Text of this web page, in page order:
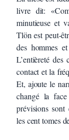
livre dit:
minutieuse et
Tlön est peut-
des hommes
L’entièreté
contact et la
Et, ajoute le
changé la
prévisions sont
les cent tomes